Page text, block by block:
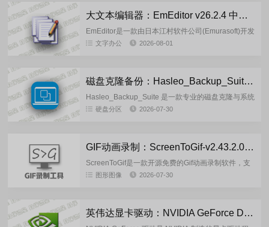
大文本编辑器：EmEditor v26.2.4 中文绿色版
EmEditor是一款由日本江村软件公司(Emurasoft)开发
的Windows平台轻量专业文本编辑器，是系统记事本
文字办公 2026-08-01
磁盘克隆备份：Hasleo_Backup_Suite v5.9.2.0 多语便携版
Hasleo_Backup_Suite 是一款专业的磁盘克隆与系统
迁移工具，适用于 Windows 系统，可帮助用户将操
硬盘分区 2026-07-30
GIF动画录制：ScreenToGif-v2.43.2.0 多语言单文件版
ScreenToGif是一款开源免费的Gif动画录制软件，支
持录制屏幕、录制摄像头、录制画板、图像编辑器等
图形图像 2026-07-30
英伟达显卡驱动：NVIDIA GeForce Desktop Studio 610.88 多语言精简版